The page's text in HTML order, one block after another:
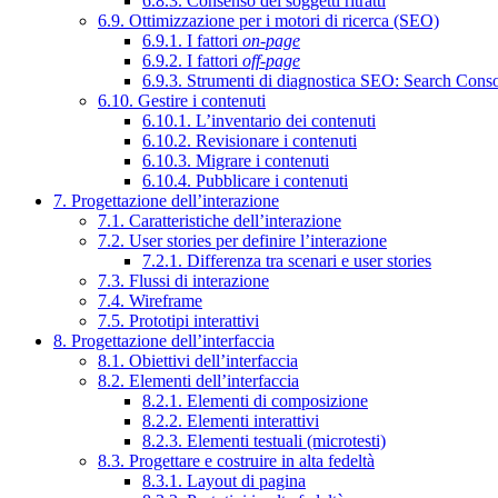
6.9. Ottimizzazione per i motori di ricerca (SEO)
6.9.1. I fattori on-page
6.9.2. I fattori off-page
6.9.3. Strumenti di diagnostica SEO: Search
6.10. Gestire i contenuti
6.10.1. L’inventario dei contenuti
6.10.2. Revisionare i contenuti
6.10.3. Migrare i contenuti
6.10.4. Pubblicare i contenuti
7. Progettazione dell’interazione
7.1. Caratteristiche dell’interazione
7.2. User stories per definire l’interazione
7.2.1. Differenza tra scenari e user stories
7.3. Flussi di interazione
7.4. Wireframe
7.5. Prototipi interattivi
8. Progettazione dell’interfaccia
8.1. Obiettivi dell’interfaccia
8.2. Elementi dell’interfaccia
8.2.1. Elementi di composizione
8.2.2. Elementi interattivi
8.2.3. Elementi testuali (microtesti)
8.3. Progettare e costruire in alta fedeltà
8.3.1. Layout di pagina